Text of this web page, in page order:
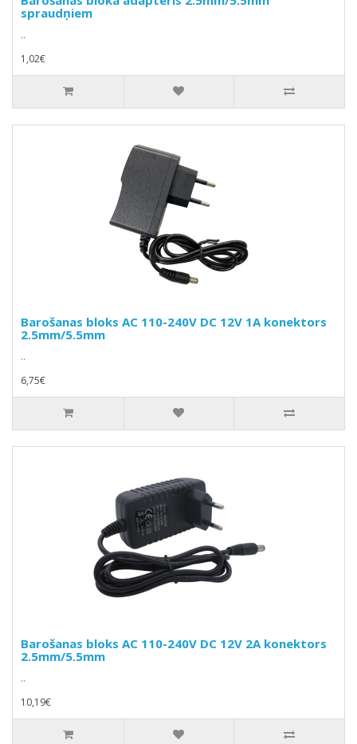
spraudņiem
..
1,02€
Barošanas bloks AC 110-240V DC 12V 1A konektors
2.5mm/5.5mm
..
6,75€
Barošanas bloks AC 110-240V DC 12V 2A konektors
2.5mm/5.5mm
..
10,19€